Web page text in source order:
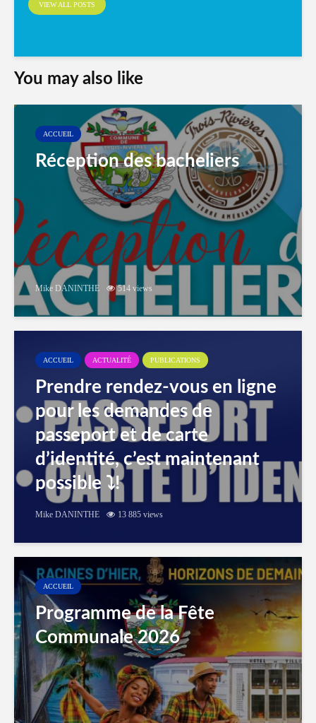
VIEW ALL POSTS
You may also like
ACCUEIL
Réception des bacheliers
Mike DANINTHE 514 views
ACCUEIL ACTUALITÉ PUBLICATIONS
Prendre rendez-vous en ligne
pour les demandes de
passeport et de carte
d’identité, c’est maintenant
possible ⤵️!
Mike DANINTHE 13 885 views
ACCUEIL
Programme de la Fête
Communale 2026